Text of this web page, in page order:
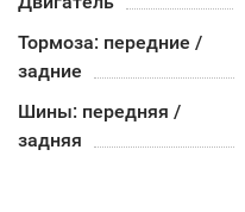
Тормоза: передние /
задние
Шины: передняя /
задняя